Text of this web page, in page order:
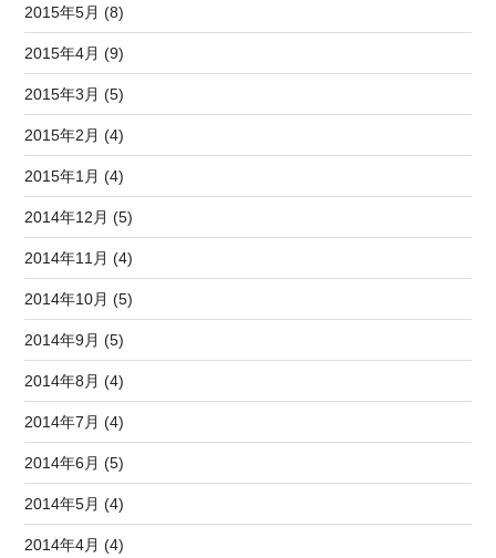
2015年5月 (8)
2015年4月 (9)
2015年3月 (5)
2015年2月 (4)
2015年1月 (4)
2014年12月 (5)
2014年11月 (4)
2014年10月 (5)
2014年9月 (5)
2014年8月 (4)
2014年7月 (4)
2014年6月 (5)
2014年5月 (4)
2014年4月 (4)